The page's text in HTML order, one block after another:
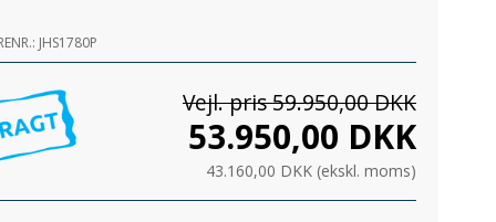
JHS1780P
Vejl. pris 59.950,00 DKK
53.950,00 DKK
43.160,00 DKK (ekskl. moms)